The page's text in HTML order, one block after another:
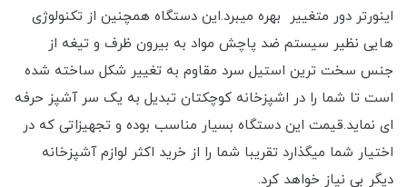
اینورتر دور متغییر بهره میبرد.این دستگاه همچنین از تکنولوژی
هایی نظیر سیستم ضد پاچش مواد به بیرون ظرف و تیغه از
جنس سخت ترین استیل سرد مقاوم به تغییر شکل ساخته شده
است تا شما را در اشپزخانه کوچکتان تبدیل به یک سر آشپز حرفه
ای نماید.قیمت این دستگاه بسیار مناسب بوده و تجهیزاتی که در
اختیار شما میگذارد تقریبا شما را از خرید اکثر لوازم آشپزخانه
دیگر بی نیاز خواهد کرد.